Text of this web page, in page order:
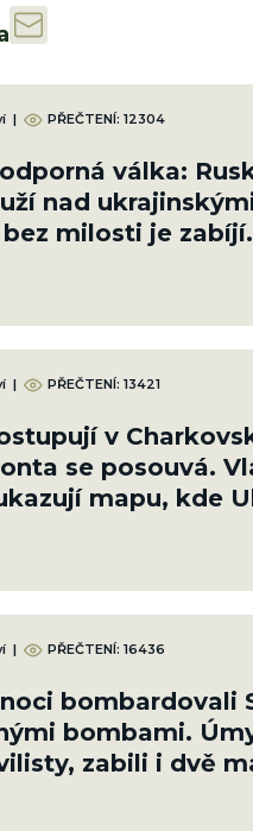
| PŘEČTENÍ: 12304
válka:
nad
milosti je zabíjí.
000 mrtvých, z
| PŘEČTENÍ: 13421
v
se posouvá.
mapu, kde
| PŘEČTENÍ: 16436
bombardovali
bombami.
zabili i dvě